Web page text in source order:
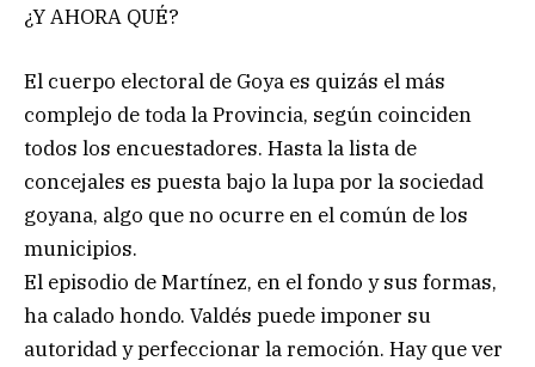
¿Y AHORA QUÉ?
El cuerpo electoral de Goya es quizás el más
complejo de toda la Provincia, según coinciden
todos los encuestadores. Hasta la lista de
concejales es puesta bajo la lupa por la sociedad
goyana, algo que no ocurre en el común de los
municipios.
El episodio de Martínez, en el fondo y sus formas,
ha calado hondo. Valdés puede imponer su
autoridad y perfeccionar la remoción. Hay que ver